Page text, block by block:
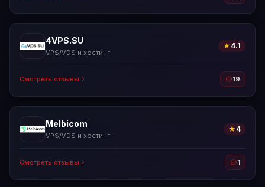
4VPS.SU
VPS/VDS и хостинг
★ 4.1
Смотреть отзывы 19
Melbicom
VPS/VDS и хостинг
★ 4
Смотреть отзывы 1